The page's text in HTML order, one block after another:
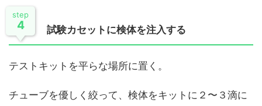
step
4 試験カセットに検体を注入する
テストキットを平らな場所に置く。
チューブを優しく絞って、検体をキットに２〜３滴に